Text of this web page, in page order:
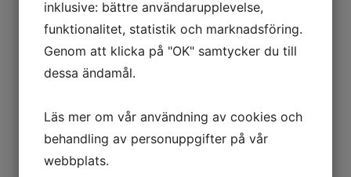
Öppet i butiken
Antikrundan inspelning 2022
Jakten till Ostindien
Maj
Antikmässa Helsingborg
Antikmässa Älsvjö 19-22 maj
Mars
Nyinkommet!
inklusive: bättre användarupplevelse,
funktionalitet, statistik och marknadsföring.
Genom att klicka på "OK" samtycker du till
dessa ändamål.
Läs mer om vår användning av cookies och
behandling av personuppgifter på vår
webbplats.